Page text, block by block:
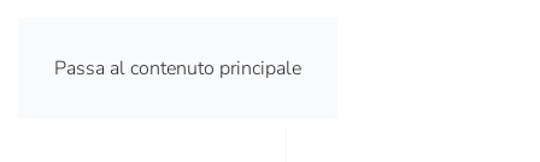
Passa al contenuto principale